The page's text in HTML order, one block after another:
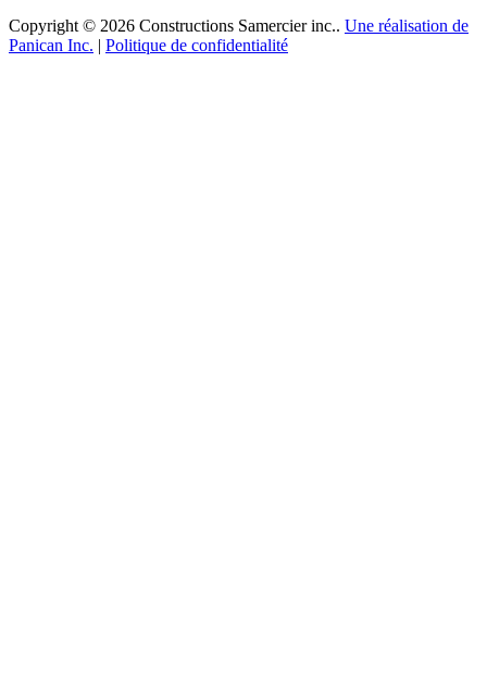
Copyright © 2026 Constructions Samercier inc.. Une réalisation de
Panican Inc. | Politique de confidentialité